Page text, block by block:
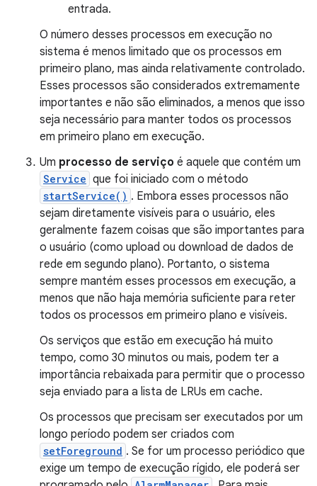
entrada.
O número desses processos em execução no
sistema é menos limitado que os processos em
primeiro plano, mas ainda relativamente controlado.
Esses processos são considerados extremamente
importantes e não são eliminados, a menos que isso
seja necessário para manter todos os processos
em primeiro plano em execução.
Um processo de serviço é aquele que contém um
Service que foi iniciado com o método
startService() . Embora esses processos não
sejam diretamente visíveis para o usuário, eles
geralmente fazem coisas que são importantes para
o usuário (como upload ou download de dados de
rede em segundo plano). Portanto, o sistema
sempre mantém esses processos em execução, a
menos que não haja memória suficiente para reter
todos os processos em primeiro plano e visíveis.
Os serviços que estão em execução há muito
tempo, como 30 minutos ou mais, podem ter a
importância rebaixada para permitir que o processo
seja enviado para a lista de LRUs em cache.
Os processos que precisam ser executados por um
longo período podem ser criados com
setForeground . Se for um processo periódico que
exige um tempo de execução rígido, ele poderá ser